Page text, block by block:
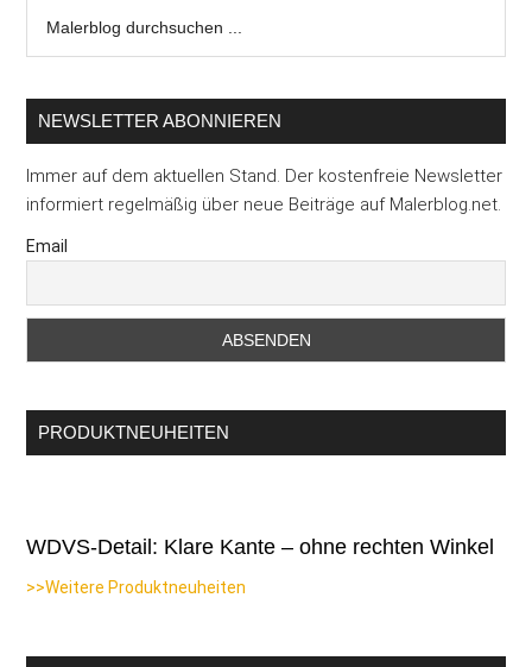
durchsuchen
NEWSLETTER ABONNIEREN
Immer auf dem aktuellen Stand. Der kostenfreie Newsletter
informiert regelmäßig über neue Beiträge auf Malerblog.net.
Email
PRODUKTNEUHEITEN
WDVS-Detail: Klare Kante – ohne rechten Winkel
>>Weitere Produktneuheiten